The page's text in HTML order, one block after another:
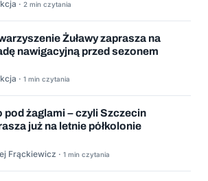
· 2 min czytania
Żuławy zaprasza na
nawigacyjną przed sezonem
· 1 min czytania
pod żaglami – czyli Szczecin
już na letnie półkolonie
Frąckiewicz · 1 min czytania